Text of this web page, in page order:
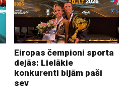
Eiropas čempioni sporta
dejās: Lielākie
konkurenti bijām paši
sev